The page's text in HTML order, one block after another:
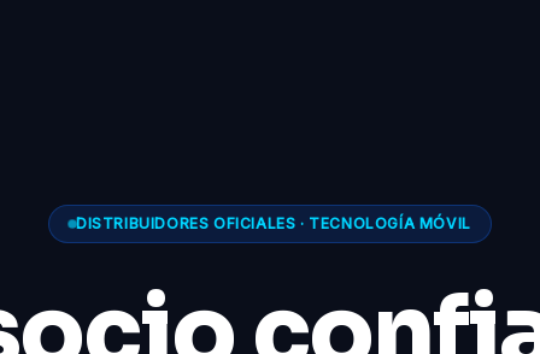
DISTRIBUIDORES OFICIALES · TECNOLOGÍA MÓVIL